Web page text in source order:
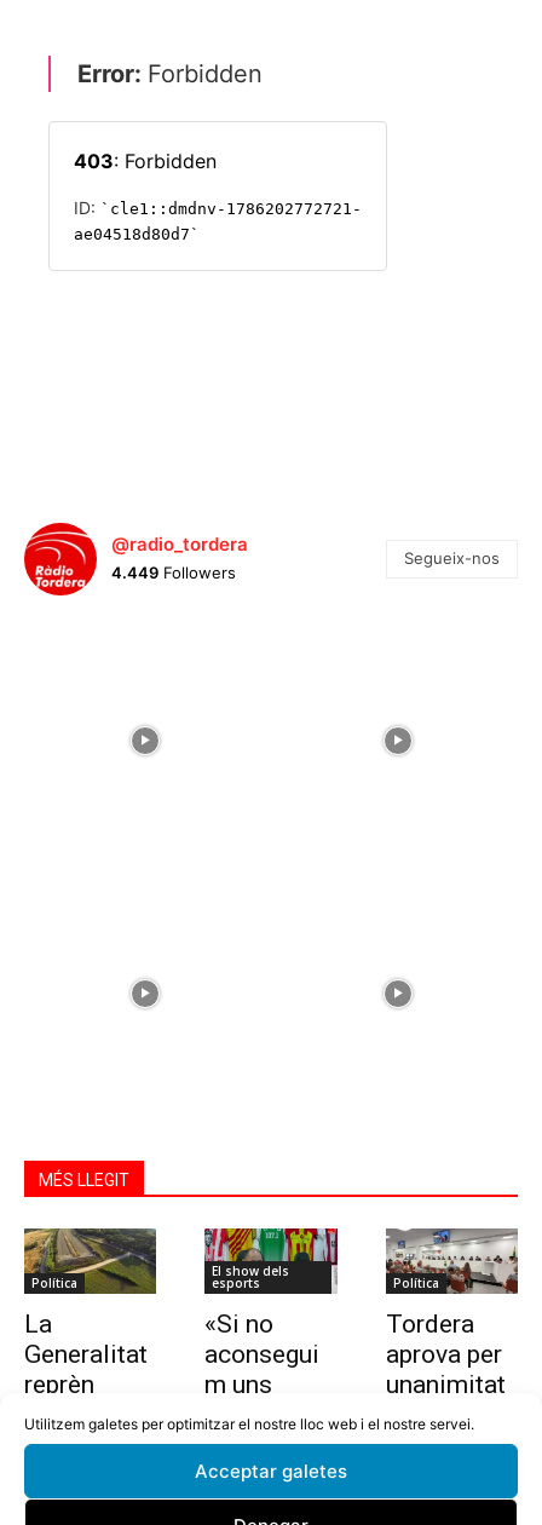
Utilitzem galetes per optimitzar el nostre lloc web i el nostre servei.
Acceptar galetes
@radio_tordera
4.449 Followers
Segueix-nos
MÉS LLEGIT
Política
La
Generalitat
reprèn
l’estudi per
allargar la
Tordera
El show dels
esports
«Si no
aconsegui
m uns
10.000
euros en
dues
setmanes,
Política
Tordera
aprova per
unanimitat
la nova
ordenança i
nt del